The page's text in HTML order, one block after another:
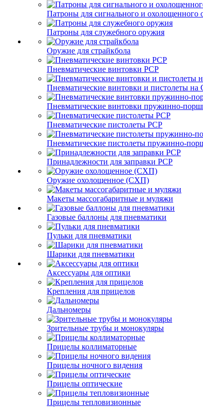
Патроны для сигнального и охолощенного
Патроны для служебного оружия
Оружие для страйкбола
Пневматические винтовки PCP
Пневматические винтовки и пистолеты на
Пневматические винтовки пружинно-
Пневматические пистолеты PCP
Пневматические пистолеты пружинно-
Принадлежности для заправки PCP
Оружие охолощенное (СХП)
Макеты массогабаритные и муляжи
Газовые баллоны для пневматики
Пульки для пневматики
Шарики для пневматики
Аксессуары для оптики
Крепления для прицелов
Дальномеры
Зрительные трубы и монокуляры
Прицелы коллиматорные
Прицелы ночного видения
Прицелы оптические
Прицелы тепловизионные